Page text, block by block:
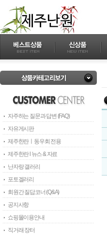
자주하는 질문과 답변 (FAQ)
자유게시판
제주한란ㅣ동우회 전용
제주한란 l 뉴스 & 자료
난자랑 갤러리
포토겔러리
회원간 질답코너 (Q&A)
공지사항
쇼핑몰이용안내
직거래 장터